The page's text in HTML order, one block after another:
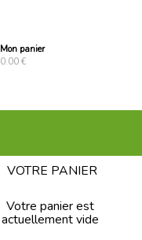
Mon panier
0.00 €
VOTRE PANIER
Votre panier est
actuellement vide